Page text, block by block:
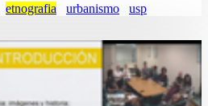
etnografia urbanismo usp